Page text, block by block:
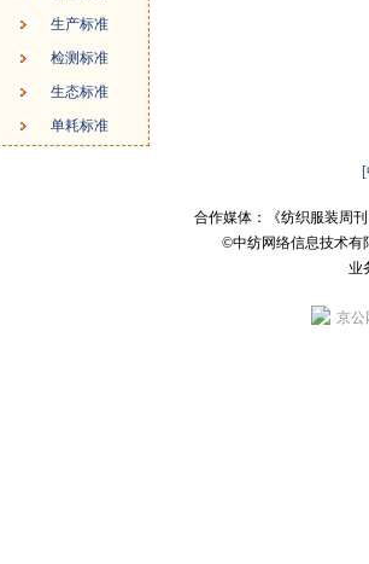
生产标准
检测标准
生态标准
单耗标准
合作媒体：《纺织服装周
©中纺网络信息技术
业
京公